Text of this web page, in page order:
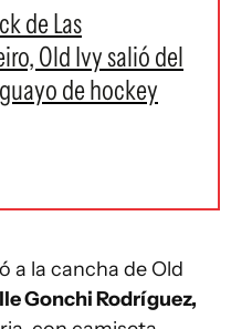
de Las
Old Ivy salió del
de hockey
a la cancha de Old
Gonchi Rodríguez,